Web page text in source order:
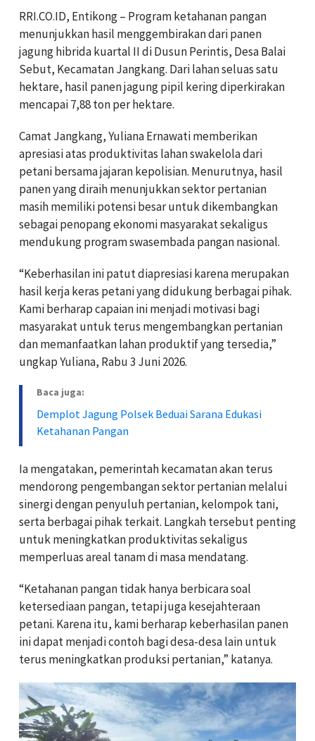
RRI.CO.ID, Entikong – Program ketahanan pangan
menunjukkan hasil menggembirakan dari panen
jagung hibrida kuartal II di Dusun Perintis, Desa Balai
Sebut, Kecamatan Jangkang. Dari lahan seluas satu
hektare, hasil panen jagung pipil kering diperkirakan
mencapai 7,88 ton per hektare.
Camat Jangkang, Yuliana Ernawati memberikan
apresiasi atas produktivitas lahan swakelola dari
petani bersama jajaran kepolisian. Menurutnya, hasil
panen yang diraih menunjukkan sektor pertanian
masih memiliki potensi besar untuk dikembangkan
sebagai penopang ekonomi masyarakat sekaligus
mendukung program swasembada pangan nasional.
“Keberhasilan ini patut diapresiasi karena merupakan
hasil kerja keras petani yang didukung berbagai pihak.
Kami berharap capaian ini menjadi motivasi bagi
masyarakat untuk terus mengembangkan pertanian
dan memanfaatkan lahan produktif yang tersedia,”
ungkap Yuliana, Rabu 3 Juni 2026.
Baca juga:
Demplot Jagung Polsek Beduai Sarana Edukasi
Ketahanan Pangan
Ia mengatakan, pemerintah kecamatan akan terus
mendorong pengembangan sektor pertanian melalui
sinergi dengan penyuluh pertanian, kelompok tani,
serta berbagai pihak terkait. Langkah tersebut penting
untuk meningkatkan produktivitas sekaligus
memperluas areal tanam di masa mendatang.
“Ketahanan pangan tidak hanya berbicara soal
ketersediaan pangan, tetapi juga kesejahteraan
petani. Karena itu, kami berharap keberhasilan panen
ini dapat menjadi contoh bagi desa-desa lain untuk
terus meningkatkan produksi pertanian,” katanya.